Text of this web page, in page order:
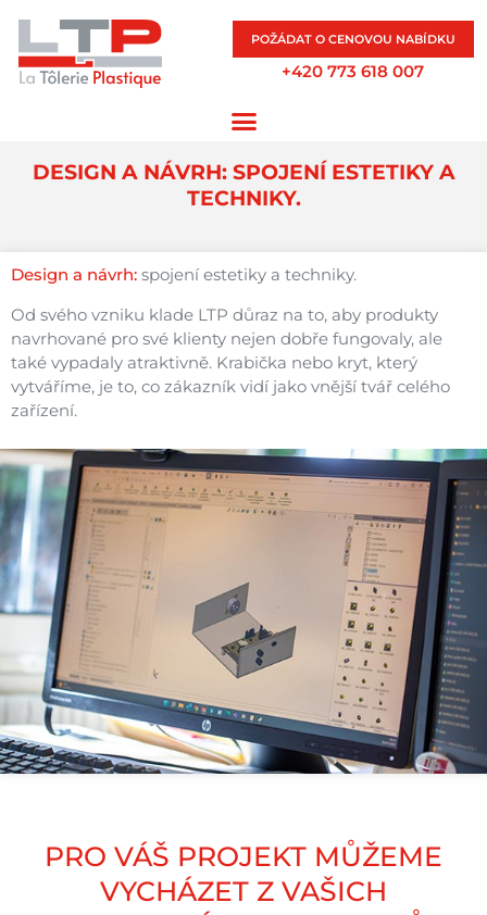
POŽÁDAT O CENOVOU NABÍDKU
+420 773 618 007
DESIGN A NÁVRH: SPOJENÍ ESTETIKY A
TECHNIKY.
Design a návrh: spojení estetiky a techniky.
Od svého vzniku klade LTP důraz na to, aby produkty
navrhované pro své klienty nejen dobře fungovaly, ale
také vypadaly atraktivně. Krabička nebo kryt, který
vytváříme, je to, co zákazník vidí jako vnější tvář celého
zařízení.
PRO VÁŠ PROJEKT MŮŽEME
VYCHÁZET Z VAŠICH